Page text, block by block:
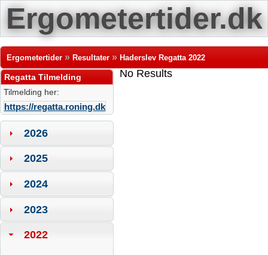
Ergometertider.dk
Ergometertider » Resultater » Haderslev Regatta 2022
Regatta Tilmelding
Tilmelding her:
https://regatta.roning.dk
2026
2025
2024
2023
2022
No Results